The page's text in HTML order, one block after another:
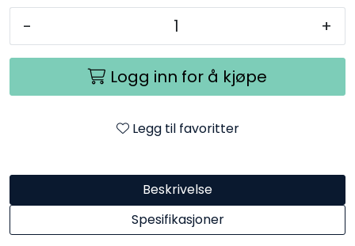
- +
Logg inn for å kjøpe
Legg til favoritter
Beskrivelse
Spesifikasjoner